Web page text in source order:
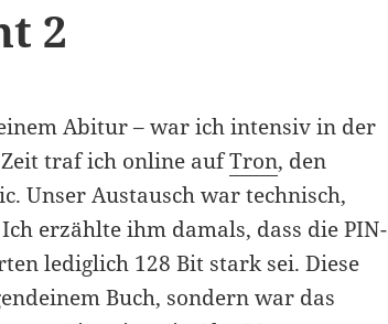
2
Abitur – war ich intensiv in der
Zeit traf ich online aufTron, den
Unser Austausch war technisch,
erzählte ihm damals, dass die PIN-
lediglich 128 Bit stark sei. Diese
Buch, sondern war das